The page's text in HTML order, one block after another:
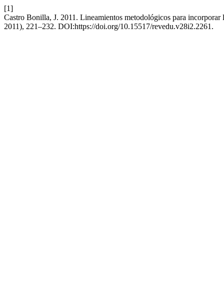
[1]
Castro Bonilla, J. 2011. Lineamientos metodológicos para
2011), 221–232. DOI:https://doi.org/10.15517/revedu.v28i2.2261.